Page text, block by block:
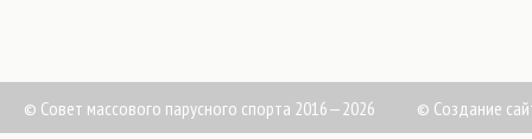
© Совет массового парусного спорта 2016—2026 © Создание